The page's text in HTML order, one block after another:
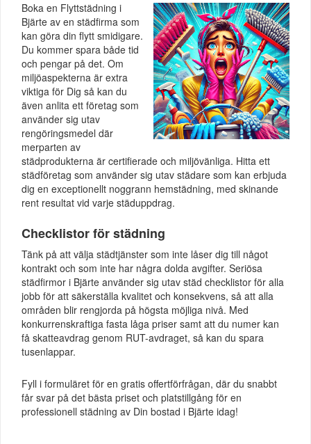
Boka en Flyttstädning i
Bjärte av en städfirma som
kan göra din flytt smidigare.
Du kommer spara både tid
och pengar på det. Om
miljöaspekterna är extra
viktiga för Dig så kan du
även anlita ett företag som
använder sig utav
rengöringsmedel där
merparten av
städprodukterna är certifierade och miljövänliga. Hitta ett
städföretag som använder sig utav städare som kan erbjuda
dig en exceptionellt noggrann hemstädning, med skinande
rent resultat vid varje städuppdrag.
Checklistor för städning
Tänk på att välja städtjänster som inte låser dig till något
kontrakt och som inte har några dolda avgifter. Seriösa
städfirmor i Bjärte använder sig utav städ checklistor för alla
jobb för att säkerställa kvalitet och konsekvens, så att alla
områden blir rengjorda på högsta möjliga nivå. Med
konkurrenskraftiga fasta låga priser samt att du numer kan
få skatteavdrag genom RUT-avdraget, så kan du spara
tusenlappar.
Fyll i formuläret för en gratis offertförfrågan, där du snabbt
får svar på det bästa priset och platstillgång för en
professionell städning av Din bostad i Bjärte idag!